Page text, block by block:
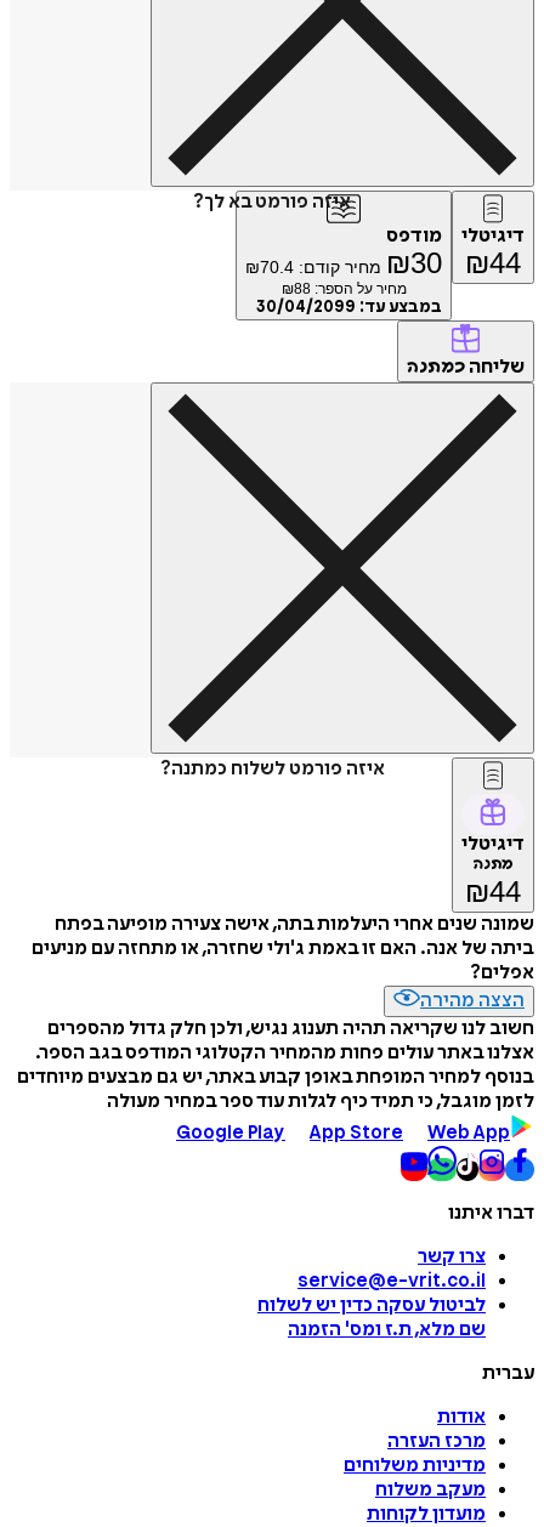
איזה פורמט בא לך?
דיגיטלי
₪44
מודפס
₪30 מחיר קודם: ₪70.4
מחיר על הספר: ₪88
במבצע עד: 30/04/2099
שליחה כמתנה
איזה פורמט לשלוח כמתנה?
דיגיטלי
מתנה
₪44
שמונה שנים אחרי היעלמות בתה, אישה צעירה מופיעה בפתח
ביתה של אנה. האם זו באמת ג'ולי שחזרה, או מתחזה עם מניעים
אפלים?
הצצה מהירה
חשוב לנו שקריאה תהיה תענוג נגיש, ולכן חלק גדול מהספרים
אצלנו באתר עולים פחות מהמחיר הקטלוגי המודפס בגב הספר.
בנוסף למחיר המופחת באופן קבוע באתר, יש גם מבצעים מיוחדים
לזמן מוגבל, כי תמיד כיף לגלות עוד ספר במחיר מעולה
Google Play
App Store Web App
דברו איתנו
צרו קשר
service@e-vrit.co.il
לביטול עסקה כדין יש לשלוח
שם מלא, ת.ז ומס' הזמנה
עברית
אודות
מרכז העזרה
מדיניות משלוחים
מעקב משלוח
מועדון לקוחות